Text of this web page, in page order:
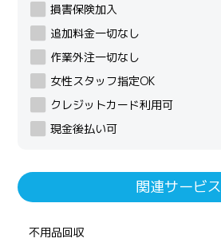
損害保険加入
追加料金一切なし
作業外注一切なし
女性スタッフ指定OK
クレジットカード利用可
現金後払い可
関連サービス
不用品回収